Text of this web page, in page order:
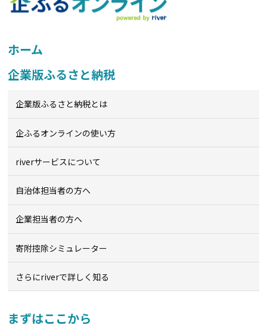
ホーム
企業版ふるさと納税
企業版ふるさと納税とは
企ふるオンラインの使い方
riverサービスについて
自治体担当者の方へ
企業担当者の方へ
寄附控除シミュレーター
さらにriverで詳しく知る
まずはここから